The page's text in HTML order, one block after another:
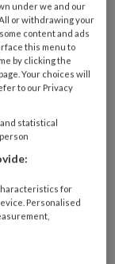
te
om
de
de
(de
under we and our
or withdrawing your
content and ads
this menu to
by clicking the
Your choices will
to our Privacy
statistical
for
Personalised